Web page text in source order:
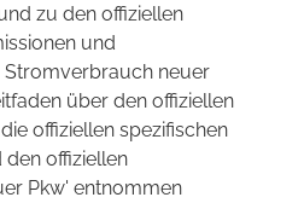
zu den offiziellen
und
neuer
über den offiziellen
offiziellen spezifischen
den offiziellen
Pkw' entnommen